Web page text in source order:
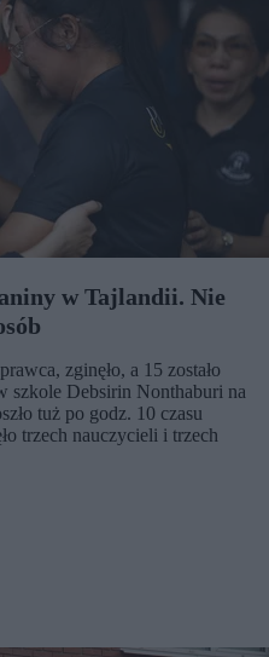
w Tajlandii. Nie
zginęło, a 15 zostało
szkole Debsirin Nonthaburi na
tuż po godz. 10 czasu
trzech nauczycieli i trzech